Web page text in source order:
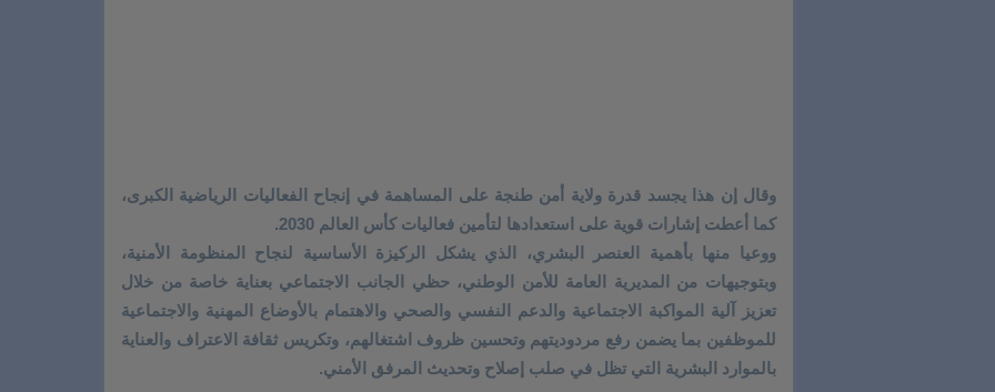
وقال إن هذا يجسد قدرة ولاية أمن طنجة على المساهمة في إنجاح الفعاليات الرياضية الكبرى،
كما أعطت إشارات قوية على استعدادها لتأمين فعاليات كأس العالم 2030.
ووعيا منها بأهمية العنصر البشري، الذي يشكل الركيزة الأساسية لنجاح المنظومة الأمنية،
وبتوجيهات من المديرية العامة للأمن الوطني، حظي الجانب الاجتماعي بعناية خاصة من خلال
تعزيز آلية المواكبة الاجتماعية والدعم النفسي والصحي والاهتمام بالأوضاع المهنية والاجتماعية
للموظفين بما يضمن رفع مردوديتهم وتحسين ظروف اشتغالهم، وتكريس ثقافة الاعتراف والعناية
بالموارد البشرية التي تظل في صلب إصلاح وتحديث المرفق الأمني.